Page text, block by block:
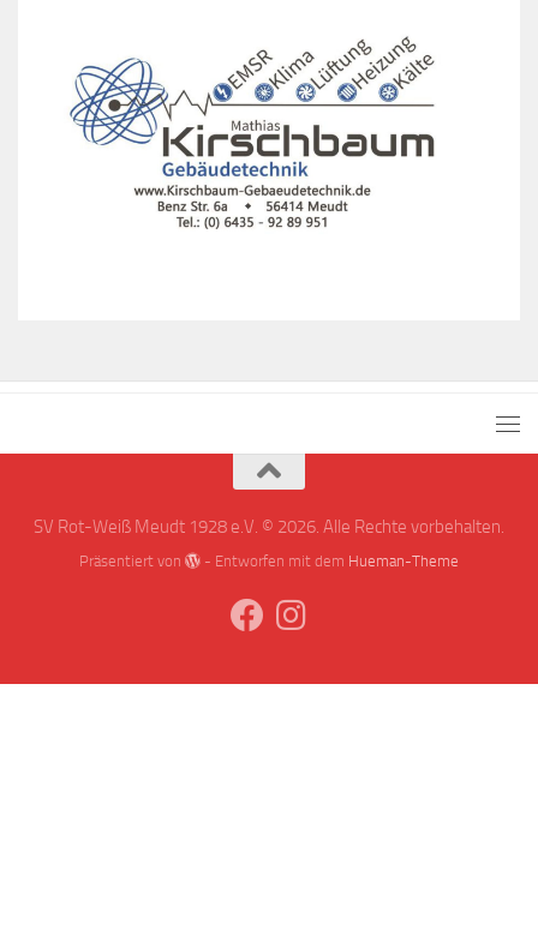
SV Rot-Weiß Meudt 1928 e.V. © 2026. Alle Rechte vorbehalten.
Präsentiert von - Entworfen mit dem Hueman-Theme